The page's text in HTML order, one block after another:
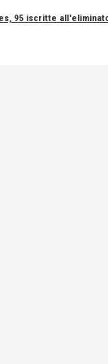
95 iscritte